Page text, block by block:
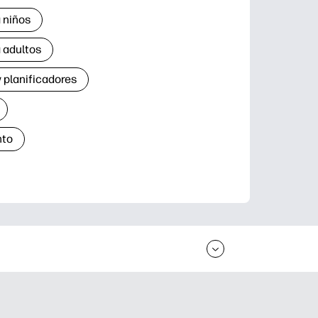
niños
adultos
planificadores